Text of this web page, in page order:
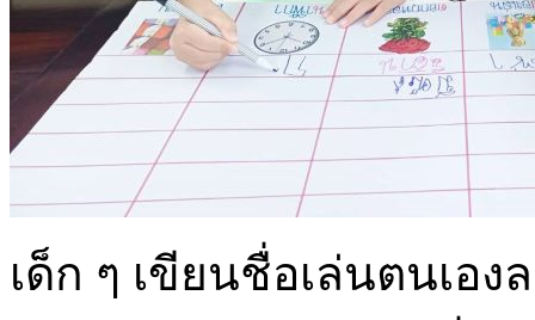
เด็ก ๆ เขียนชื่อเล่นตนเอง